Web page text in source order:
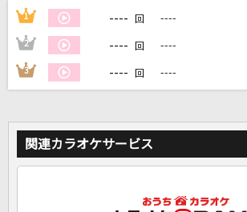
1 ---- 回 ----
2 ---- 回 ----
3 ---- 回 ----
関連カラオケサービス